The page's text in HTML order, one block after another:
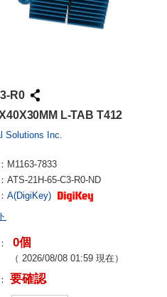
R0
L-TAB T412
Solutions Inc.
M1163-7833
ATS-21H-65-C3-R0-ND
A(DigiKey)
0個
（ 2026/08/08 01:59 現在）
要確認